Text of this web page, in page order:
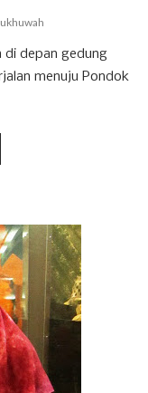
ukhuwah
di depan gedung
menuju Pondok